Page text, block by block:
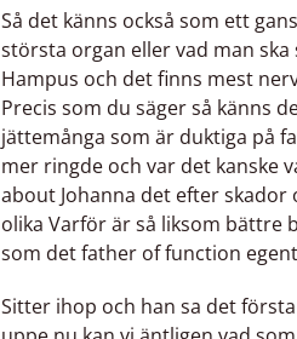
Så det känns också som ett
största organ eller vad man
Hampus och det finns mest
Precis som du säger så känns
jättemånga som är duktiga på
mer ringde och var det kanske
about Johanna det efter
olika Varför är så liksom bättre
som det father of function
Sitter ihop och han sa det